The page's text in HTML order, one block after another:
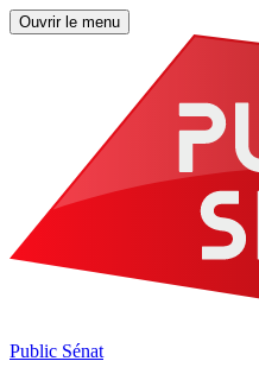
Ouvrir le menu
Public Sénat